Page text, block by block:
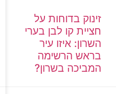
זינוק בדוחות על
חציית קו לבן בערי
השרון: איזו עיר
בראש הרשימה
המביכה בשרון?